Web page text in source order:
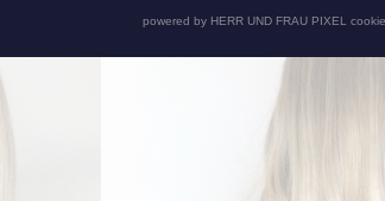
powered by HERR UND FRAU PIXEL